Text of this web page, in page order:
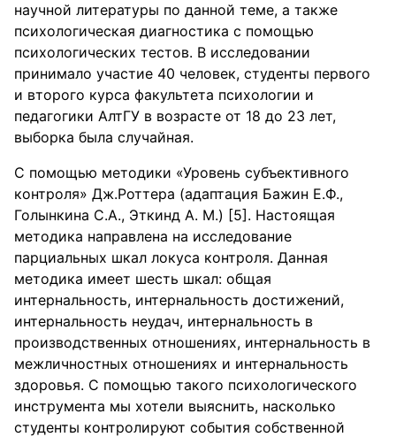
научной литературы по данной теме, а также
психологическая диагностика с помощью
психологических тестов. В исследовании
принимало участие 40 человек, студенты первого
и второго курса факультета психологии и
педагогики АлтГУ в возрасте от 18 до 23 лет,
выборка была случайная.
С помощью методики «Уровень субъективного
контроля» Дж.Роттера (адаптация Бажин Е.Ф.,
Голынкина С.А., Эткинд А. М.) [5]. Настоящая
методика направлена на исследование
парциальных шкал локуса контроля. Данная
методика имеет шесть шкал: общая
интернальность, интернальность достижений,
интернальность неудач, интернальность в
производственных отношениях, интернальность в
межличностных отношениях и интернальность
здоровья. С помощью такого психологического
инструмента мы хотели выяснить, насколько
студенты контролируют события собственной